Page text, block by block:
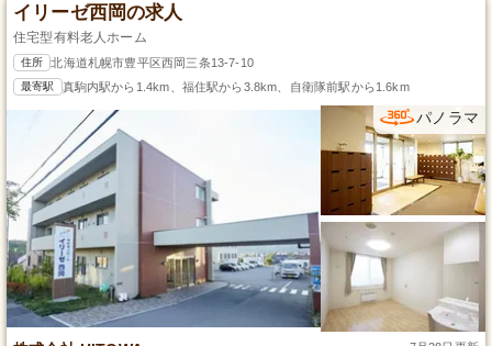
イリーゼ西岡の求人
住宅型有料老人ホーム
住所 北海道札幌市豊平区西岡三条13-7-10
最寄駅 真駒内駅から1.4km、福住駅から3.8km、自衛隊前駅から1.6km
パノラマ